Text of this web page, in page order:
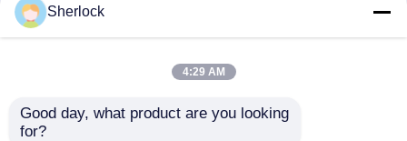
Sherlock
4:29 AM
Good day, what product are you looking
for?